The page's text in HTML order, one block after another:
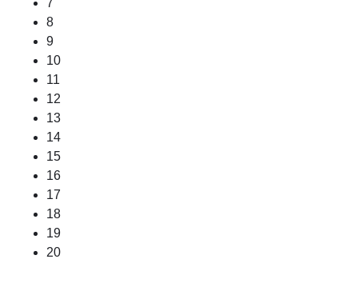
7
8
9
10
11
12
13
14
15
16
17
18
19
20